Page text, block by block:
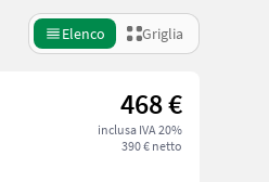
Elenco Griglia
468 €
inclusa IVA 20%
390 € netto